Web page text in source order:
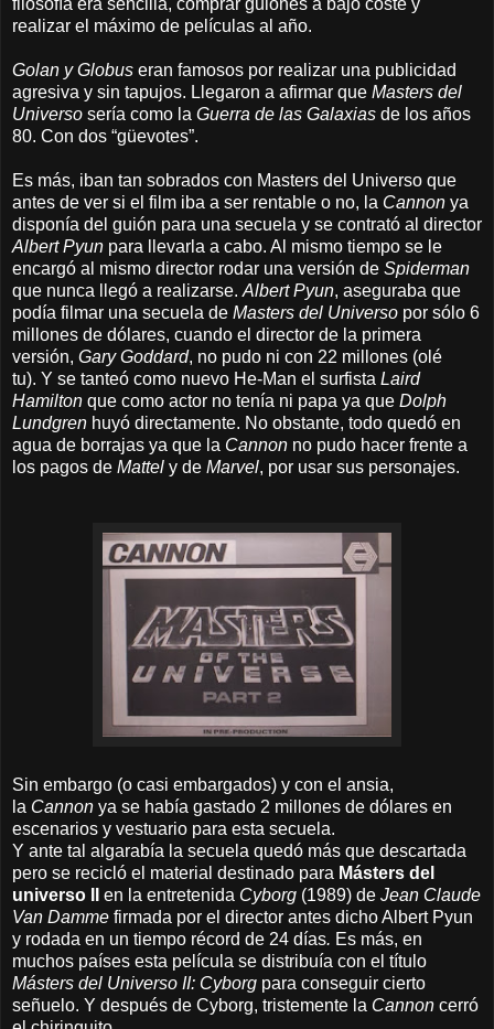
filosofía era sencilla, comprar guiones a bajo coste y
realizar el máximo de películas al año.
Golan y Globus eran famosos por realizar una publicidad
agresiva y sin tapujos. Llegaron a afirmar que Masters del
Universo sería como la Guerra de las Galaxias de los años
80. Con dos “güevotes”.
Es más, iban tan sobrados con Masters del Universo que
antes de ver si el film iba a ser rentable o no, la Cannon ya
disponía del guión para una secuela y se contrató al director
Albert Pyun para llevarla a cabo. Al mismo tiempo se le
encargó al mismo director rodar una versión de Spiderman
que nunca llegó a realizarse. Albert Pyun, aseguraba que
podía filmar una secuela de Masters del Universo por sólo 6
millones de dólares, cuando el director de la primera
versión, Gary Goddard, no pudo ni con 22 millones (olé
tu). Y se tanteó como nuevo He-Man el surfista Laird
Hamilton que como actor no tenía ni papa ya que Dolph
Lundgren huyó directamente. No obstante, todo quedó en
agua de borrajas ya que la Cannon no pudo hacer frente a
los pagos de Mattel y de Marvel, por usar sus personajes.
Sin embargo (o casi embargados) y con el ansia,
la Cannon ya se había gastado 2 millones de dólares en
escenarios y vestuario para esta secuela.
Y ante tal algarabía la secuela quedó más que descartada
pero se recicló el material destinado para Másters del
universo II
en la entretenida Cyborg (1989) de Jean Claude
Van Damme firmada por el director antes dicho Albert Pyun
y rodada en un tiempo récord de 24 días. Es más, en
muchos países esta película se distribuía con el título
Másters del Universo II: Cyborg para conseguir cierto
señuelo. Y después de Cyborg, tristemente la Cannon cerró